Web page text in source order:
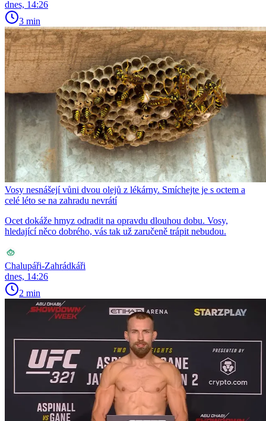
dnes, 14:26
3 min
Vosy nesnášejí vůni dvou olejů z lékárny. Smíchejte je s octem a
celé léto se na zahradu nevrátí
Ocet dokáže hmyz odradit na opravdu dlouhou dobu. Vosy,
hledající něco dobrého, vás tak už zaručeně trápit nebudou.
Chalupáři-Zahrádkáři
dnes, 14:26
2 min